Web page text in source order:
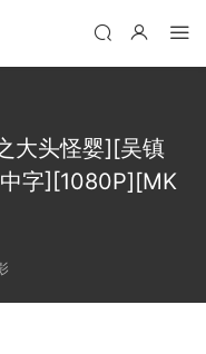
大头怪婴][吴镇
字][1080P][MK